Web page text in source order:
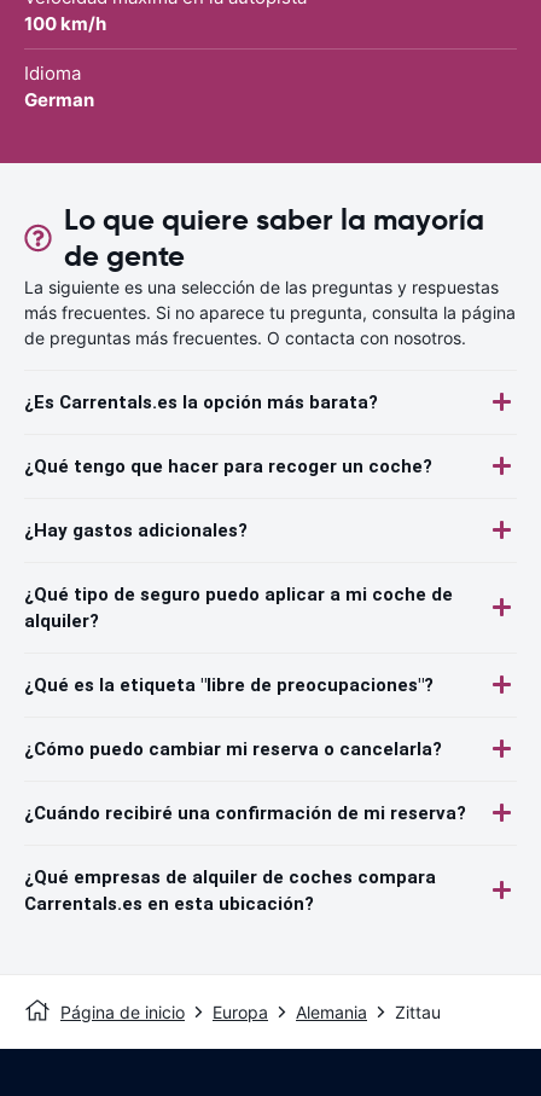
100 km/h
Idioma
German
Lo que quiere saber la mayoría
de gente
La siguiente es una selección de las preguntas y respuestas
más frecuentes. Si no aparece tu pregunta, consulta la página
de preguntas más frecuentes. O contacta con nosotros.
¿Es Carrentals.es la opción más barata?
¿Qué tengo que hacer para recoger un coche?
¿Hay gastos adicionales?
¿Qué tipo de seguro puedo aplicar a mi coche de
alquiler?
¿Qué es la etiqueta "libre de preocupaciones"?
¿Cómo puedo cambiar mi reserva o cancelarla?
¿Cuándo recibiré una confirmación de mi reserva?
¿Qué empresas de alquiler de coches compara
Carrentals.es en esta ubicación?
Página de inicio Europa Alemania Zittau